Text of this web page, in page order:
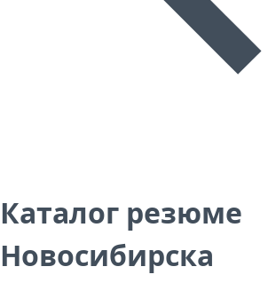
Каталог резюме
Новосибирска